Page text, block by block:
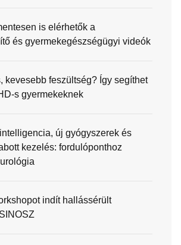
is elérhetők a
és gyermekegészségügyi videók
kevesebb feszültség? Így segíthet
s gyermekeknek
új gyógyszerek és
kezelés: fordulóponthoz
indít hallássérült